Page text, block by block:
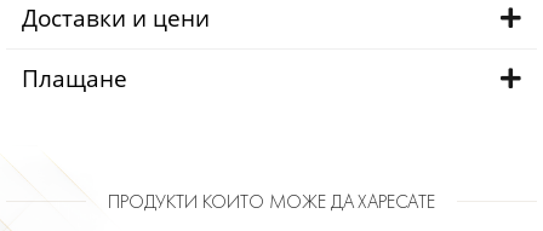
Доставки и цени
Плащане
ПРОДУКТИ КОИТО МОЖЕ ДА ХАРЕСАТЕ